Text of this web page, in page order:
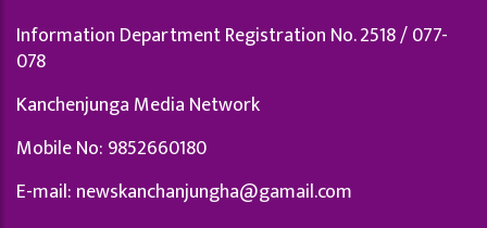
Information Department Registration No. 2518 / 077-
078
Kanchenjunga Media Network
Mobile No: 9852660180
E-mail: newskanchanjungha@gamail.com